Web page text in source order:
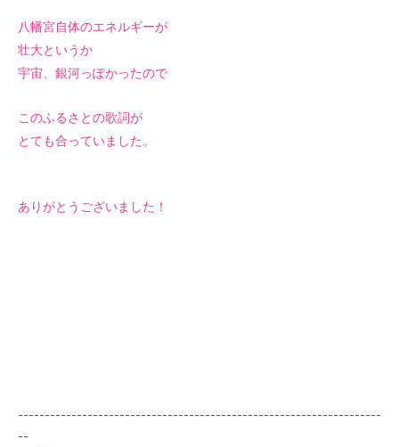
八幡宮自体のエネルギーが
壮大というか
宇宙、銀河っぽかったので
このふるさとの歌詞が
とても合っていました。
ありがとうございました！
--------------------------------------------------------------------
--